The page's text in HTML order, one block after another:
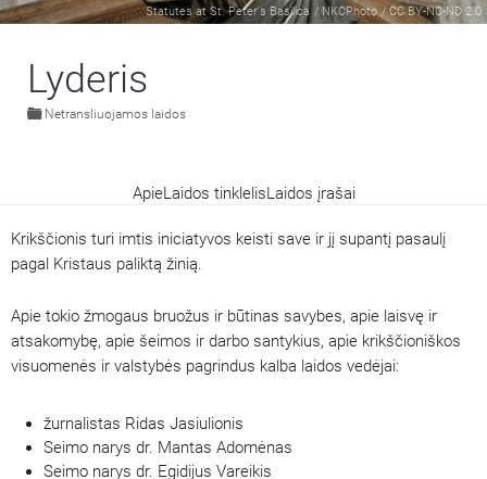
Statutes at St. Peter's Basilica / NKCPhoto /CC BY-NC-ND 2.0
Lyderis
Netransliuojamos laidos
ApieLaidos tinklelisLaidos įrašai
Krikščionis turi imtis iniciatyvos keisti save ir jį supantį pasaulį
pagal Kristaus paliktą žinią.
Apie tokio žmogaus bruožus ir būtinas savybes, apie laisvę ir
atsakomybę, apie šeimos ir darbo santykius, apie krikščioniškos
visuomenės ir valstybės pagrindus kalba laidos vedėjai:
žurnalistas Ridas Jasiulionis
Seimo narys dr. Mantas Adomėnas
Seimo narys dr. Egidijus Vareikis